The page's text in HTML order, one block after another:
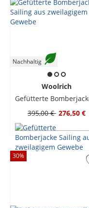
Nachhaltig
Woolrich
395,00 € 276,50 €
30%